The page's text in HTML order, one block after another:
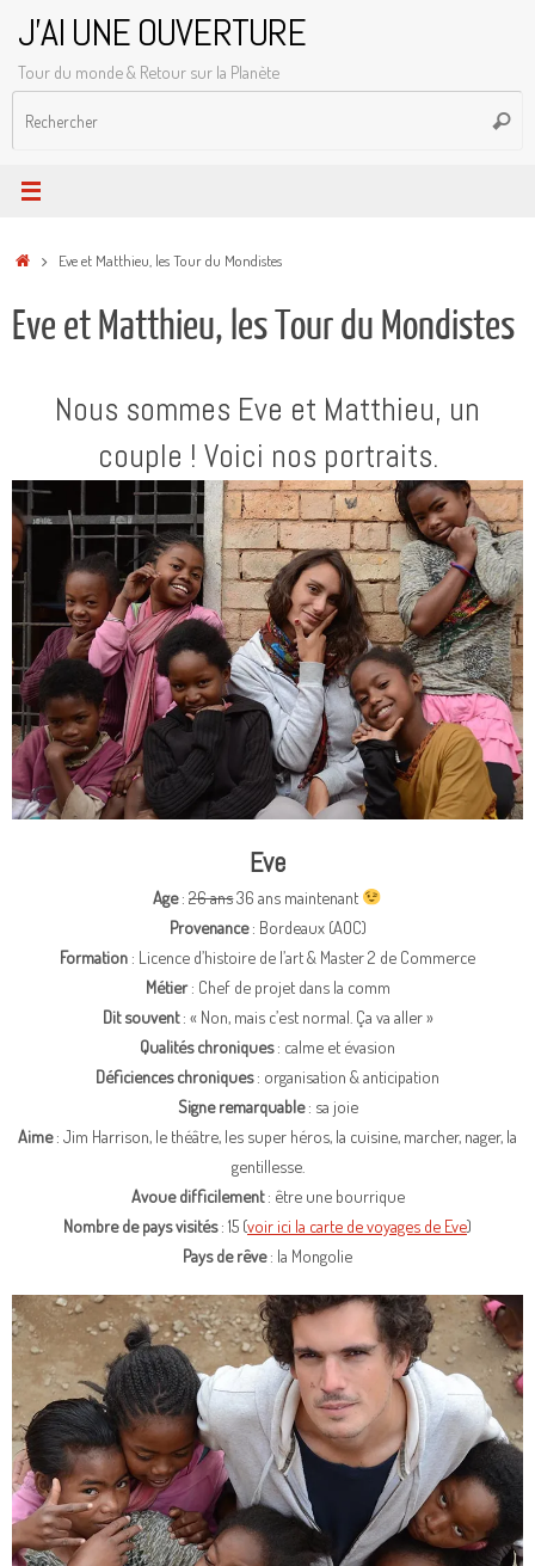
contenu
J'AI UNE OUVERTURE
Tour du monde & Retour sur la Planète
AccueilEve et Matthieu, les Tour du Mondistes
Eve et Matthieu, les Tour du Mondistes
Nous sommes Eve et Matthieu, un
couple ! Voici nos portraits.
Eve
Age:26 ans36 ans maintenant
Provenance: Bordeaux (AOC)
Formation : Licence d’histoire de l’art & Master 2 de Commerce
Métier: Chef de projet dans la comm
Dit souvent: « Non, mais c’est normal. Ça va aller »
Qualités chroniques: calme et évasion
Déficiences chroniques: organisation & anticipation
Signe remarquable: sa joie
Aime: Jim Harrison, le théâtre, les super héros, la cuisine, marcher, nager, la
gentillesse.
Avoue difficilement: être une bourrique
Nombre de pays visités: 15 (voir ici la carte de voyages de Eve)
Pays de rêve: la Mongolie